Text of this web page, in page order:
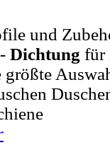
und
Dichtung für
größte